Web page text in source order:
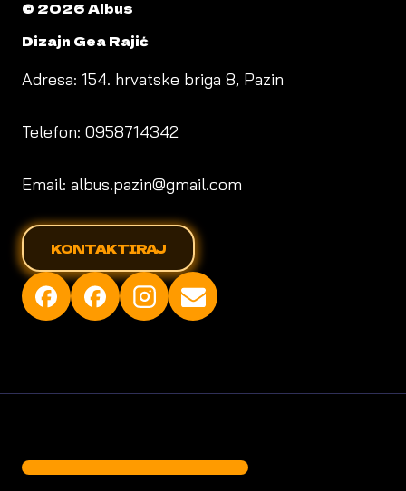
© 2026 Albus
Dizajn Gea Rajić
Adresa: 154. hrvatske briga 8, Pazin
Telefon: 0958714342
Email: albus.pazin@gmail.com
KONTAKTIRAJ